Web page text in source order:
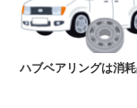
ハブベアリングは消